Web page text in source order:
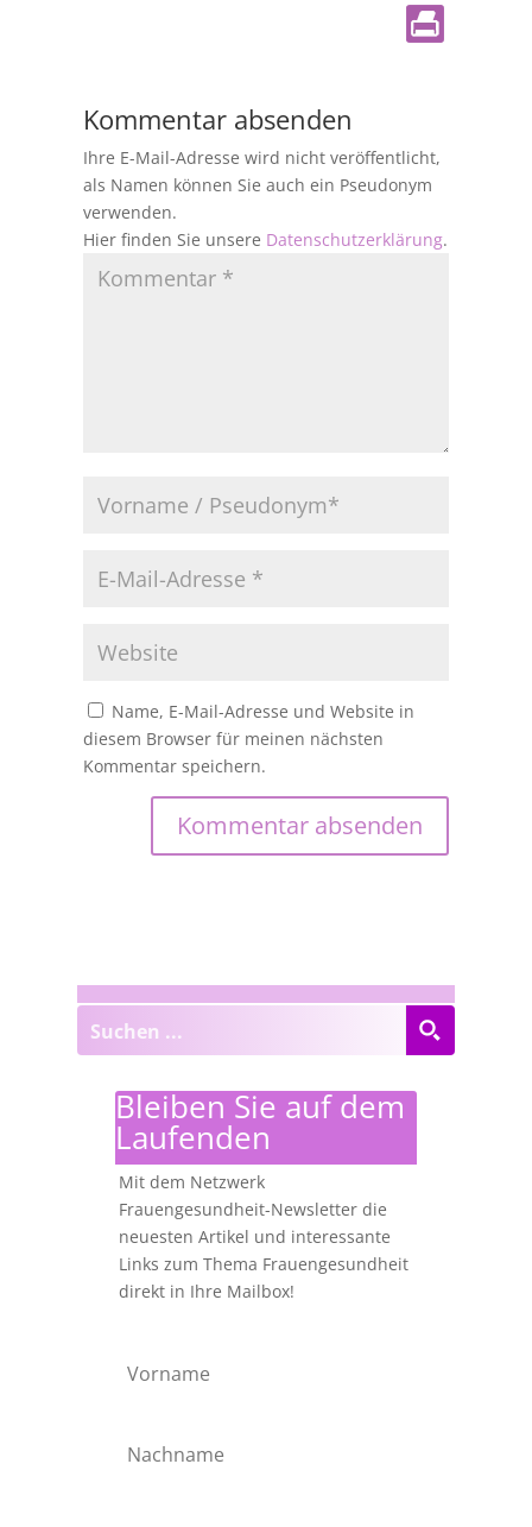
Kommentar absenden
Ihre E-Mail-Adresse wird nicht veröffentlicht,
als Namen können Sie auch ein Pseudonym
verwenden.
Hier finden Sie unsere Datenschutzerklärung.
Name, E-Mail-Adresse und Website in
diesem Browser für meinen nächsten
Kommentar speichern.
Bleiben Sie auf dem
Laufenden
Mit dem Netzwerk
Frauengesundheit-Newsletter die
neuesten Artikel und interessante
Links zum Thema Frauengesundheit
direkt in Ihre Mailbox!